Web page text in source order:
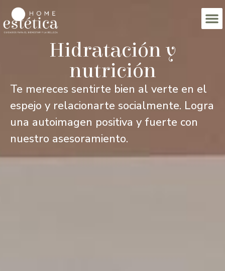
Hidratación y
nutrición
Te mereces sentirte bien al verte en el
espejo y relacionarte socialmente. Logra
una autoimagen positiva y fuerte con
nuestro asesoramiento.